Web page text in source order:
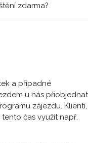
zdarma?
a případné
u nás
zájezdu. Klienti,
čas využít např.